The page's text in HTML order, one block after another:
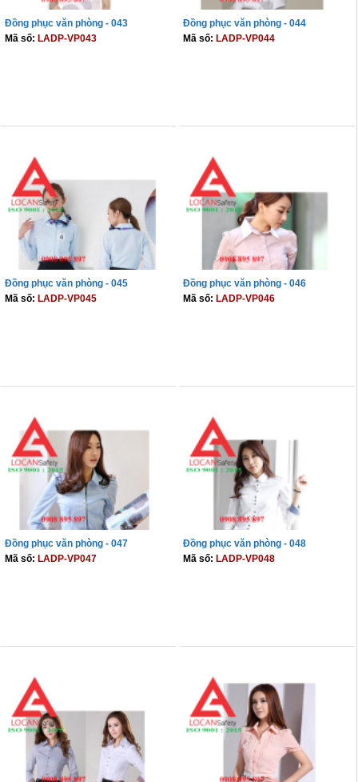
Đồng phục văn phòng - 043
Mã số: LADP-VP043
Đồng phục văn phòng - 044
Mã số: LADP-VP044
Đồng phục văn phòng - 045
Mã số: LADP-VP045
Đồng phục văn phòng - 046
Mã số: LADP-VP046
Đồng phục văn phòng - 047
Mã số: LADP-VP047
Đồng phục văn phòng - 048
Mã số: LADP-VP048